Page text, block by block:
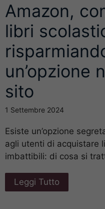
Amazon,
libri
un’opzione
sito
1 Settembre 2024
Esiste un’opzione
agli utenti di acquistare
imbattibili: di cosa si
Leggi Tutto